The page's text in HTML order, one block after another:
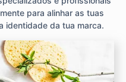
para alinhar as tuas
identidade da tua marca.